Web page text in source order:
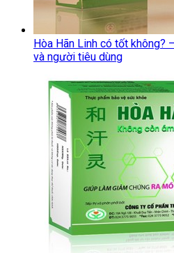
Hòa Hãn Linh có tốt không?
và người tiêu dùng